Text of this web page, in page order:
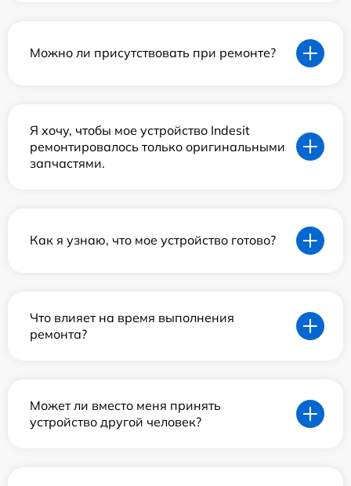
Можно ли присутствовать при ремонте?
Я хочу, чтобы мое устройство Indesit
ремонтировалось только оригинальными
запчастями.
Как я узнаю, что мое устройство готово?
Что влияет на время выполнения
ремонта?
Может ли вместо меня принять
устройство другой человек?